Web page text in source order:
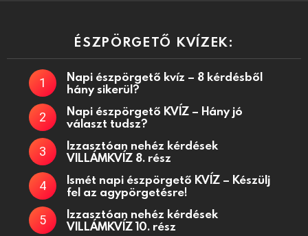
ÉSZPÖRGETŐ KVÍZEK:
Napi észpörgető kvíz – 8 kérdésből
hány sikerül?
Napi észpörgető KVÍZ – Hány jó
választ tudsz?
Izzasztóan nehéz kérdések
VILLÁMKVÍZ 8. rész
Ismét napi észpörgető KVÍZ – Készülj
fel az agypörgetésre!
Izzasztóan nehéz kérdések
VILLÁMKVÍZ 10. rész